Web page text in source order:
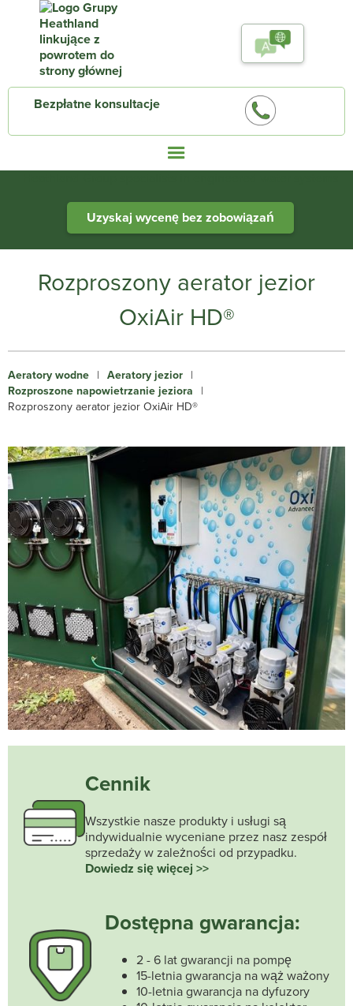
Bezpłatne konsultacje
Uzyskaj wycenę bez zobowiązań
Rozproszony aerator jezior
OxiAir HD®
Aeratory wodne | Aeratory jezior |
Rozproszone napowietrzanie jeziora |
Rozproszony aerator jezior OxiAir HD®
Cennik
Wszystkie nasze produkty i usługi są
indywidualnie wyceniane przez nasz zespół
sprzedaży w zależności od przypadku.
Dowiedz się więcej >>
Dostępna gwarancja:
2 - 6 lat gwarancji na pompę
15-letnia gwarancja na wąż ważony
10-letnia gwarancja na dyfuzory